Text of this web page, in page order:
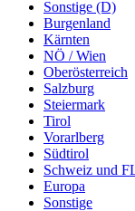
Sonstige (D)
Burgenland
Kärnten
NÖ / Wien
Oberösterreich
Salzburg
Steiermark
Tirol
Vorarlberg
Südtirol
Schweiz und
Europa
Sonstige